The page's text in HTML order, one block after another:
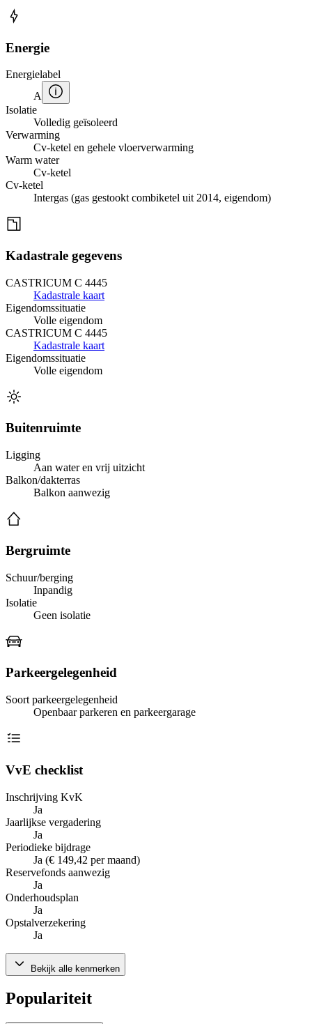
Energie
Energielabel
A
Isolatie
Volledig geïsoleerd
Verwarming
Cv-ketel en gehele vloerverwarming
Warm water
Cv-ketel
Cv-ketel
Intergas (gas gestookt combiketel uit 2014, eigendom)
Kadastrale gegevens
CASTRICUM C 4445
Kadastrale kaart
Eigendomssituatie
Volle eigendom
CASTRICUM C 4445
Kadastrale kaart
Eigendomssituatie
Volle eigendom
Buitenruimte
Ligging
Aan water en vrij uitzicht
Balkon/dakterras
Balkon aanwezig
Bergruimte
Schuur/berging
Inpandig
Isolatie
Geen isolatie
Parkeergelegenheid
Soort parkeergelegenheid
Openbaar parkeren en parkeergarage
VvE checklist
Inschrijving KvK
Ja
Jaarlijkse vergadering
Ja
Periodieke bijdrage
Ja (€ 149,42 per maand)
Reservefonds aanwezig
Ja
Onderhoudsplan
Ja
Opstalverzekering
Ja
Bekijk alle kenmerken
Populariteit